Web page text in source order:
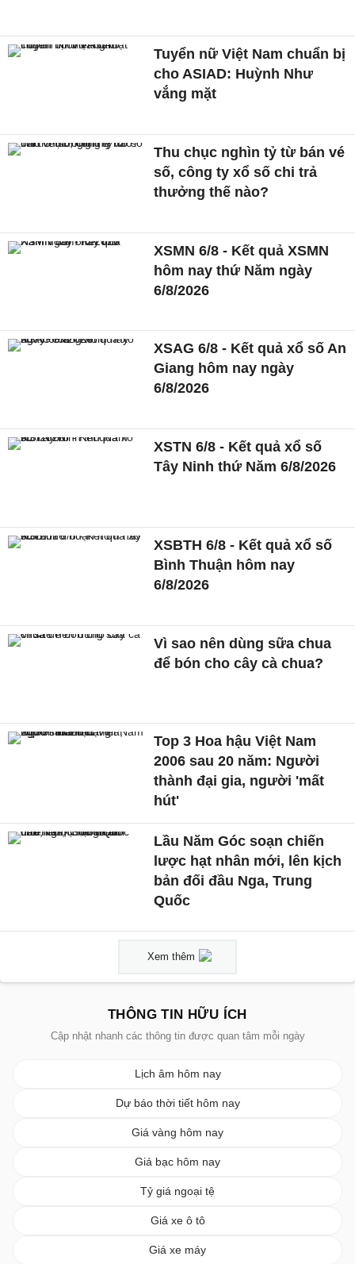
Tuyển nữ Việt Nam chuẩn bị
cho ASIAD: Huỳnh Như
vắng mặt
Thu chục nghìn tỷ từ bán vé
số, công ty xổ số chi trả
thưởng thế nào?
XSMN 6/8 - Kết quả XSMN
hôm nay thứ Năm ngày
6/8/2026
XSAG 6/8 - Kết quả xổ số An
Giang hôm nay ngày
6/8/2026
XSTN 6/8 - Kết quả xổ số
Tây Ninh thứ Năm 6/8/2026
XSBTH 6/8 - Kết quả xổ số
Bình Thuận hôm nay
6/8/2026
Vì sao nên dùng sữa chua
để bón cho cây cà chua?
Top 3 Hoa hậu Việt Nam
2006 sau 20 năm: Người
thành đại gia, người 'mất
hút'
Lầu Năm Góc soạn chiến
lược hạt nhân mới, lên kịch
bản đối đầu Nga, Trung
Quốc
Xem thêm
THÔNG TIN HỮU ÍCH
Cập nhật nhanh các thông tin được quan tâm mỗi ngày
Lịch âm hôm nay
Dự báo thời tiết hôm nay
Giá vàng hôm nay
Giá bạc hôm nay
Tỷ giá ngoại tệ
Giá xe ô tô
Giá xe máy